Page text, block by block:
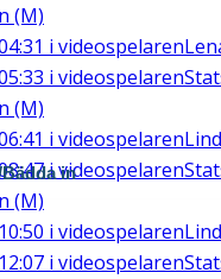
(M)
i videospelaren
i videospelaren
(M)
i videospelaren
i videospelaren
(M)
10:50 i videospelaren
12:07 i videospelaren
in